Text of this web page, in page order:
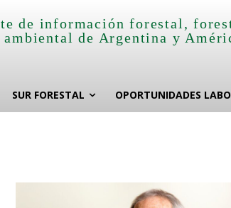
de información forestal,
ambiental de Argentina y
SUR FORESTAL OPORTUNIDADES